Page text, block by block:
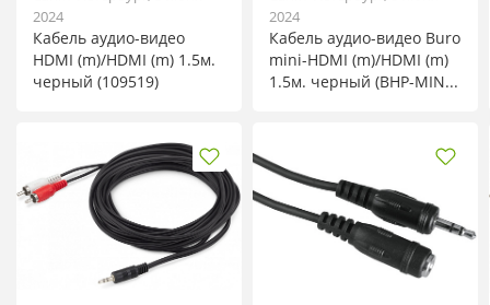
2024
Кабель аудио-видео
HDMI (m)/HDMI (m) 1.5м.
черный (109519)
2024
Кабель аудио-видео Buro
mini-HDMI (m)/HDMI (m)
1.5м. черный (BHP-MIN...